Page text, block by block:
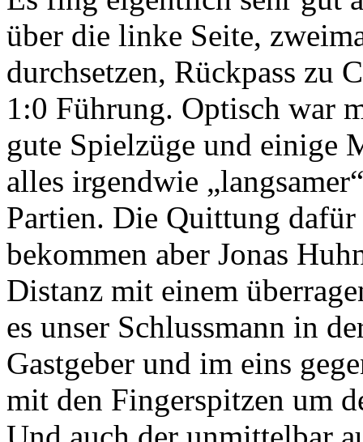
über die linke Seite,
durchsetzen, Rückpass zu
1:0 Führung. Optisch war
gute Spielzüge und einige
alles irgendwie
Partien. Die Quittung
bekommen aber Jonas
Distanz mit einem
es unser Schlussmann in
Gastgeber und im eins
mit den Fingerspitzen um